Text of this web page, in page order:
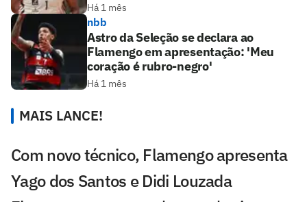
Há 1 mês
nbb
Astro da Seleção se declara ao
Flamengo em apresentação: 'Meu
coração é rubro-negro'
Há 1 mês
MAIS LANCE!
Com novo técnico, Flamengo apresenta
Yago dos Santos e Didi Louzada